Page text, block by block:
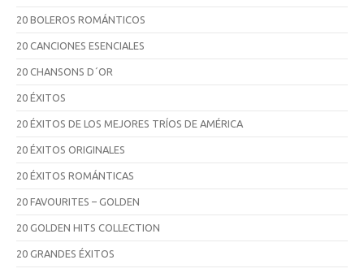
20 BOLEROS ROMÁNTICOS
20 CANCIONES ESENCIALES
20 CHANSONS D´OR
20 ÉXITOS
20 ÉXITOS DE LOS MEJORES TRÍOS DE AMÉRICA
20 ÉXITOS ORIGINALES
20 ÉXITOS ROMÁNTICAS
20 FAVOURITES – GOLDEN
20 GOLDEN HITS COLLECTION
20 GRANDES ÉXITOS